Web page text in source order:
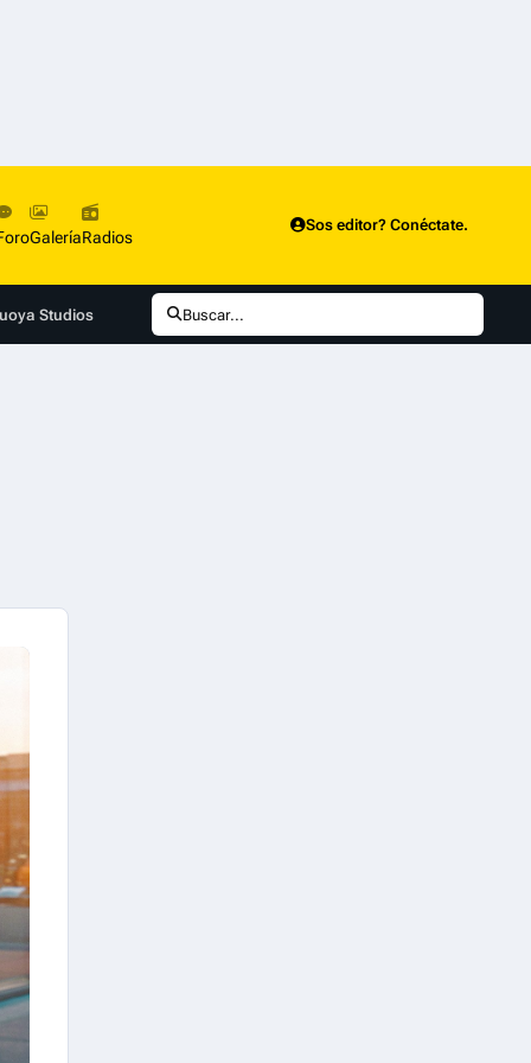
GaleríaRadios
Sos editor? Conéctate.
Studios Buscar...